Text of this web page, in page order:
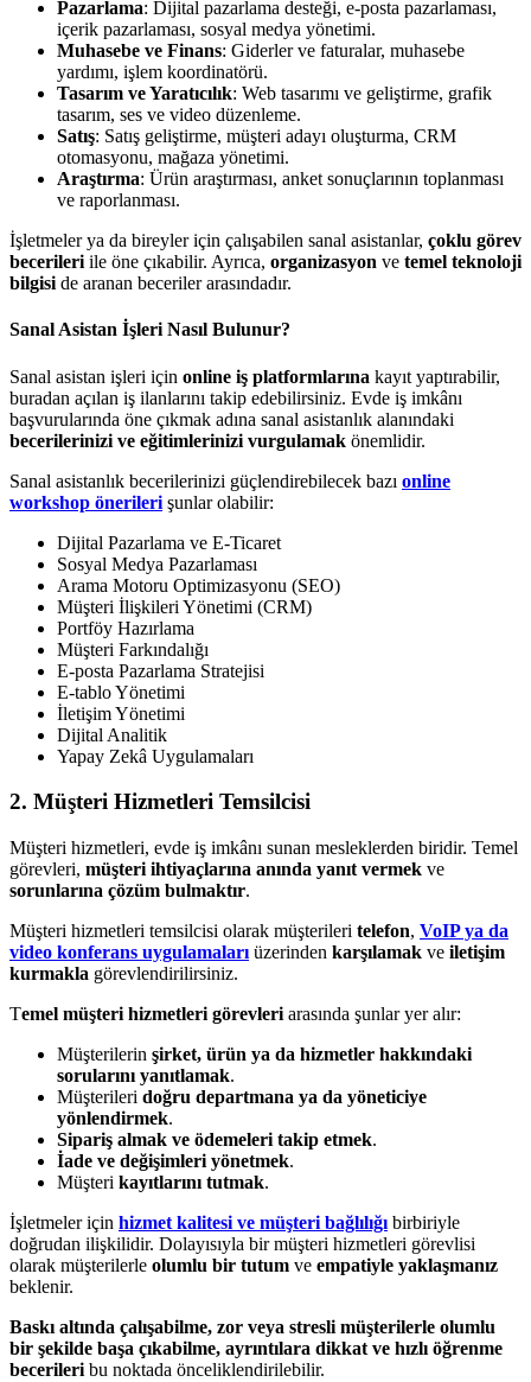
Pazarlama: Dijital pazarlama desteği, e-posta pazarlaması,
içerik pazarlaması, sosyal medya yönetimi.
Muhasebe ve Finans: Giderler ve faturalar, muhasebe
yardımı, işlem koordinatörü.
Tasarım ve Yaratıcılık: Web tasarımı ve geliştirme, grafik
tasarım, ses ve video düzenleme.
Satış: Satış geliştirme, müşteri adayı oluşturma, CRM
otomasyonu, mağaza yönetimi.
Araştırma: Ürün araştırması, anket sonuçlarının toplanması
ve raporlanması.
İşletmeler ya da bireyler için çalışabilen sanal asistanlar, çoklu görev
becerileri ile öne çıkabilir. Ayrıca, organizasyon ve temel teknoloji
bilgisi de aranan beceriler arasındadır.
Sanal Asistan İşleri Nasıl Bulunur?
Sanal asistan işleri için online iş platformlarına kayıt yaptırabilir,
buradan açılan iş ilanlarını takip edebilirsiniz. Evde iş imkânı
başvurularında öne çıkmak adına sanal asistanlık alanındaki
becerilerinizi ve eğitimlerinizi vurgulamak önemlidir.
Sanal asistanlık becerilerinizi güçlendirebilecek bazı online
workshop önerileri şunlar olabilir:
Dijital Pazarlama ve E-Ticaret
Sosyal Medya Pazarlaması
Arama Motoru Optimizasyonu (SEO)
Müşteri İlişkileri Yönetimi (CRM)
Portföy Hazırlama
Müşteri Farkındalığı
E-posta Pazarlama Stratejisi
E-tablo Yönetimi
İletişim Yönetimi
Dijital Analitik
Yapay Zekâ Uygulamaları
2. Müşteri Hizmetleri Temsilcisi
Müşteri hizmetleri, evde iş imkânı sunan mesleklerden biridir. Temel
görevleri, müşteri ihtiyaçlarına anında yanıt vermek ve
sorunlarına çözüm bulmaktır.
Müşteri hizmetleri temsilcisi olarak müşterileri telefon, VoIP ya da
video konferans uygulamaları üzerinden karşılamak ve iletişim
kurmakla görevlendirilirsiniz.
Temel müşteri hizmetleri görevleri arasında şunlar yer alır:
Müşterilerin şirket, ürün ya da hizmetler hakkındaki
sorularını yanıtlamak.
Müşterileri doğru departmana ya da yöneticiye
yönlendirmek.
Sipariş almak ve ödemeleri takip etmek.
İade ve değişimleri yönetmek.
Müşteri kayıtlarını tutmak.
İşletmeler için hizmet kalitesi ve müşteri bağlılığı birbiriyle
doğrudan ilişkilidir. Dolayısıyla bir müşteri hizmetleri görevlisi
olarak müşterilerle olumlu bir tutum ve empatiyle yaklaşmanız
beklenir.
Baskı altında çalışabilme, zor veya stresli müşterilerle olumlu
bir şekilde başa çıkabilme, ayrıntılara dikkat ve hızlı öğrenme
becerileri bu noktada önceliklendirilebilir.